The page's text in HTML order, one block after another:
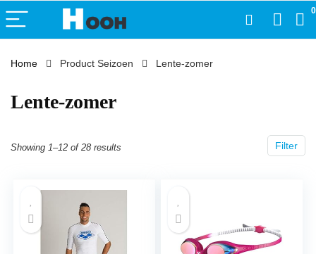
0
Home Product Seizoen ‎Lente-zomer
‎Lente-zomer
Filter
Showing 1–12 of 28 results